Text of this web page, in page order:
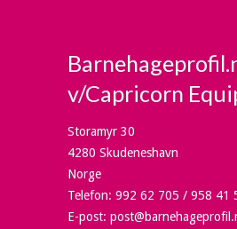
v/Capricorn
Storamyr 30
4280 Skudeneshavn
Norge
Telefon: 992 62 705 / 958 41
E-post: